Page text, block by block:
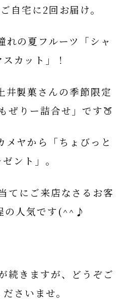
自宅に2回お届け。
れの夏フルーツ
「シャ
カット」
！
井製菓さんの季節限定
ぜりー詰合せ 」です🍑
メヤから「ちょびっと
ント」 。
てにご来店なさるお客
の人気です(^^♪
続きますが、どうぞご
さいませ。